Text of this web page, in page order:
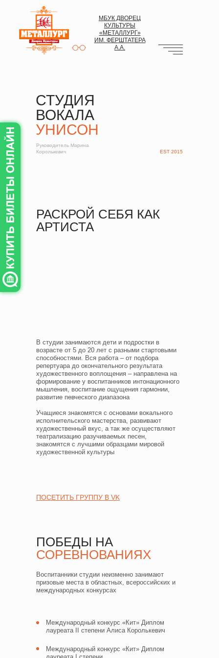
МБУК ДВОРЕЦ
КУЛЬТУРЫ
«МЕТАЛЛУРГ»
ИМ. ФЕРШТАТЕРА
А.А.
СТУДИЯ
EST 2015
ВОКАЛА
УНИСОН
Руководитель Марина
Королькевич
РАСКРОЙ СЕБЯ КАК
АРТИСТА
ПОБЕДЫ НА
СОРЕВНОВАНИЯХ
Воспитанники студии неизменно занимают
призовые места в областных, всероссийских и
международных конкурсах
Международный конкурс «Кит» Диплом
лауреата II степени Алиса Королькевич
В студии занимаются дети и подростки в
возрасте от 5 до 20 лет с разными стартовыми
способностями. Вся работа – от подбора
репертуара до окончательного результата
художественного воплощения – направлена на
формирование у воспитанников интонационного
мышления, воспитание ощущения гармонии,
развитие певческого диапазона
Учащиеся знакомятся с основами вокального
исполнительского мастерства, развивают
художественный вкус, а так же осуществляют
театрализацию разучиваемых песен,
знакомятся с лучшими образцами мировой
художественной культуры
ПОСЕТИТЬ ГРУППУ В VK
Международный конкурс «Кит» Диплом